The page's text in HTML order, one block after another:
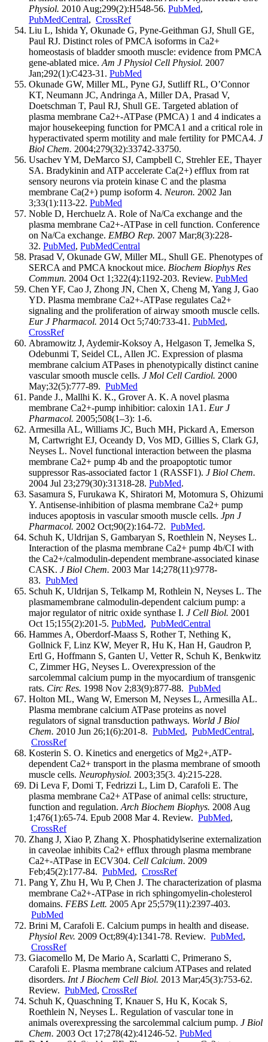
Physiol. 2010 Aug;299(2):H548-56. PubMed,
PubMedCentral, CrossRef
Liu L, Ishida Y, Okunade G, Pyne-Geithman GJ, Shull GE,
Paul RJ. Distinct roles of PMCA isoforms in Ca2+
homeostasis of bladder smooth muscle: evidence from PMCA
gene-ablated mice. Am J Physiol Cell Physiol. 2007
Jan;292(1):C423-31. PubMed
Okunade GW, Miller ML, Pyne GJ, Sutliff RL, O’Connor
KT, Neumann JC, Andringa A, Miller DA, Prasad V,
Doetschman T, Paul RJ, Shull GE. Targeted ablation of
plasma membrane Ca2+-ATPase (PMCA) 1 and 4 indicates a
major housekeeping function for PMCA1 and a critical role in
hyperactivated sperm motility and male fertility for PMCA4. J
Biol Chem. 2004;279(32):33742-33750.
Usachev YM, DeMarco SJ, Campbell C, Strehler EE, Thayer
SA. Bradykinin and ATP accelerate Ca(2+) efflux from rat
sensory neurons via protein kinase C and the plasma
membrane Ca(2+) pump isoform 4. Neuron. 2002 Jan
3;33(1):113-22. PubMed
Noble D, Herchuelz A. Role of Na/Ca exchange and the
plasma membrane Ca2+-ATPase in cell function. Conference
on Na/Ca exchange. EMBO Rep. 2007 Mar;8(3):228-
32. PubMed, PubMedCentral
Prasad V, Okunade GW, Miller ML, Shull GE. Phenotypes of
SERCA and PMCA knockout mice. Biochem Biophys Res
Commun. 2004 Oct 1;322(4):1192-203. Review. PubMed
Chen YF, Cao J, Zhong JN, Chen X, Cheng M, Yang J, Gao
YD. Plasma membrane Ca2+-ATPase regulates Ca2+
signaling and the proliferation of airway smooth muscle cells.
Eur J Pharmacol. 2014 Oct 5;740:733-41. PubMed,
CrossRef
Abramowitz J, Aydemir-Koksoy A, Helgason T, Jemelka S,
Odebunmi T, Seidel CL, Allen JC. Expression of plasma
membrane calcium ATPases in phenotypically distinct canine
vascular smooth muscle cells. J Mol Cell Cardiol. 2000
May;32(5):777-89. PubMed
Pande J., Mallhi K. K., Grover A. K. A novel plasma
membrane Ca2+-pump inhibitior: caloxin 1A1. Eur J
Pharmacol. 2005;508(1–3): 1-6.
Armesilla AL, Williams JC, Buch MH, Pickard A, Emerson
M, Cartwright EJ, Oceandy D, Vos MD, Gillies S, Clark GJ,
Neyses L. Novel functional interaction between the plasma
membrane Ca2+ pump 4b and the proapoptotic tumor
suppressor Ras-associated factor 1 (RASSF1). J Biol Chem.
2004 Jul 23;279(30):31318-28. PubMed.
Sasamura S, Furukawa K, Shiratori M, Motomura S, Ohizumi
Y. Antisense-inhibition of plasma membrane Ca2+ pump
induces apoptosis in vascular smooth muscle cells. Jpn J
Pharmacol. 2002 Oct;90(2):164-72. PubMed.
Schuh K, Uldrijan S, Gambaryan S, Roethlein N, Neyses L.
Interaction of the plasma membrane Ca2+ pump 4b/CI with
the Ca2+/calmodulin-dependent membrane-associated kinase
CASK. J Biol Chem. 2003 Mar 14;278(11):9778-
83. PubMed
Schuh K, Uldrijan S, Telkamp M, Rothlein N, Neyses L. The
plasmamembrane calmodulin-dependent calcium pump: a
major regulator of nitric oxide synthase I. J Cell Biol. 2001
Oct 15;155(2):201-5. PubMed, PubMedCentral
Hammes A, Oberdorf-Maass S, Rother T, Nething K,
Gollnick F, Linz KW, Meyer R, Hu K, Han H, Gaudron P,
Ertl G, Hoffmann S, Ganten U, Vetter R, Schuh K, Benkwitz
C, Zimmer HG, Neyses L. Overexpression of the
sarcolemmal calcium pump in the myocardium of transgenic
rats. Circ Res. 1998 Nov 2;83(9):877-88. PubMed
Holton ML, Wang W, Emerson M, Neyses L, Armesilla AL.
Plasma membrane calcium ATPase proteins as novel
regulators of signal transduction pathways. World J Biol
Chem. 2010 Jun 26;1(6):201-8. PubMed, PubMedCentral,
CrossRef
Kosterin S. O. Kinetics and energetics of Mg2+,ATP-
dependent Ca2+ transport in the plasma membrane of smooth
muscle cells. Neurophysiol. 2003;35(3. 4):215-228.
Di Leva F, Domi T, Fedrizzi L, Lim D, Carafoli E. The
plasma membrane Ca2+ ATPase of animal cells: structure,
function and regulation. Arch Biochem Biophys. 2008 Aug
1;476(1):65-74. Epub 2008 Mar 4. Review. PubMed,
CrossRef
Zhang J, Xiao P, Zhang X. Phosphatidylserine externalization
in caveolae inhibits Ca2+ efflux through plasma membrane
Ca2+-ATPase in ECV304. Cell Calcium. 2009
Feb;45(2):177-84. PubMed, CrossRef
Pang Y, Zhu H, Wu P, Chen J. The characterization of plasma
membrane Ca2+-ATPase in rich sphingomyelin-cholesterol
domains. FEBS Lett. 2005 Apr 25;579(11):2397-403.
PubMed
Brini M, Carafoli E. Calcium pumps in health and disease.
Physiol Rev. 2009 Oct;89(4):1341-78. Review. PubMed,
CrossRef
Giacomello M, De Mario A, Scarlatti C, Primerano S,
Carafoli E. Plasma membrane calcium ATPases and related
disorders. Int J Biochem Cell Biol. 2013 Mar;45(3):753-62.
Review. PubMed, CrossRef
Schuh K, Quaschning T, Knauer S, Hu K, Kocak S,
Roethlein N, Neyses L. Regulation of vascular tone in
animals overexpressing the sarcolemmal calcium pump. J Biol
Chem. 2003 Oct 17;278(42):41246-52. PubMed